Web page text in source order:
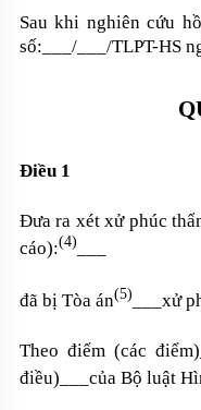
Sau khi nghiên cứu
số:___/___/TLPT-HS
Điều 1
Đưa ra xét xử phúc
cáo):(4)
đã bị Tòa án(5) ___xử
Theo điểm (các
điều)___của Bộ luật